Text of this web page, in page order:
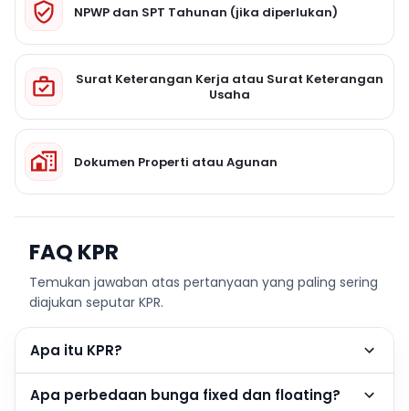
NPWP dan SPT Tahunan (jika diperlukan)
Surat Keterangan Kerja atau Surat Keterangan
Usaha
Dokumen Properti atau Agunan
FAQ KPR
Temukan jawaban atas pertanyaan yang paling sering
diajukan seputar KPR.
Apa itu KPR?
Apa perbedaan bunga fixed dan floating?